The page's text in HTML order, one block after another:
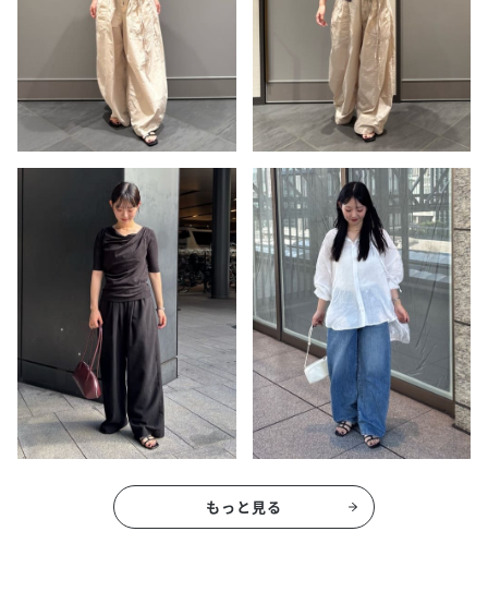
もっと見る